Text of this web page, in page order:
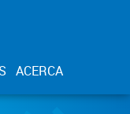
ACERCA